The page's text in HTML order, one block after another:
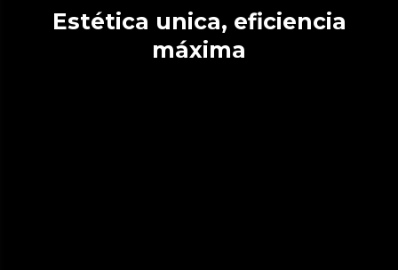
Estética unica, eficiencia
máxima